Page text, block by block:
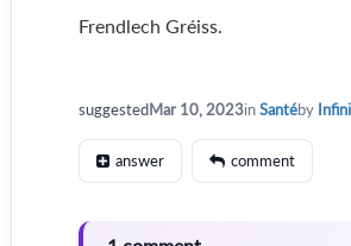
Frendlech Gréiss.
suggestedMar 10, 2023inSantéby
answer comment